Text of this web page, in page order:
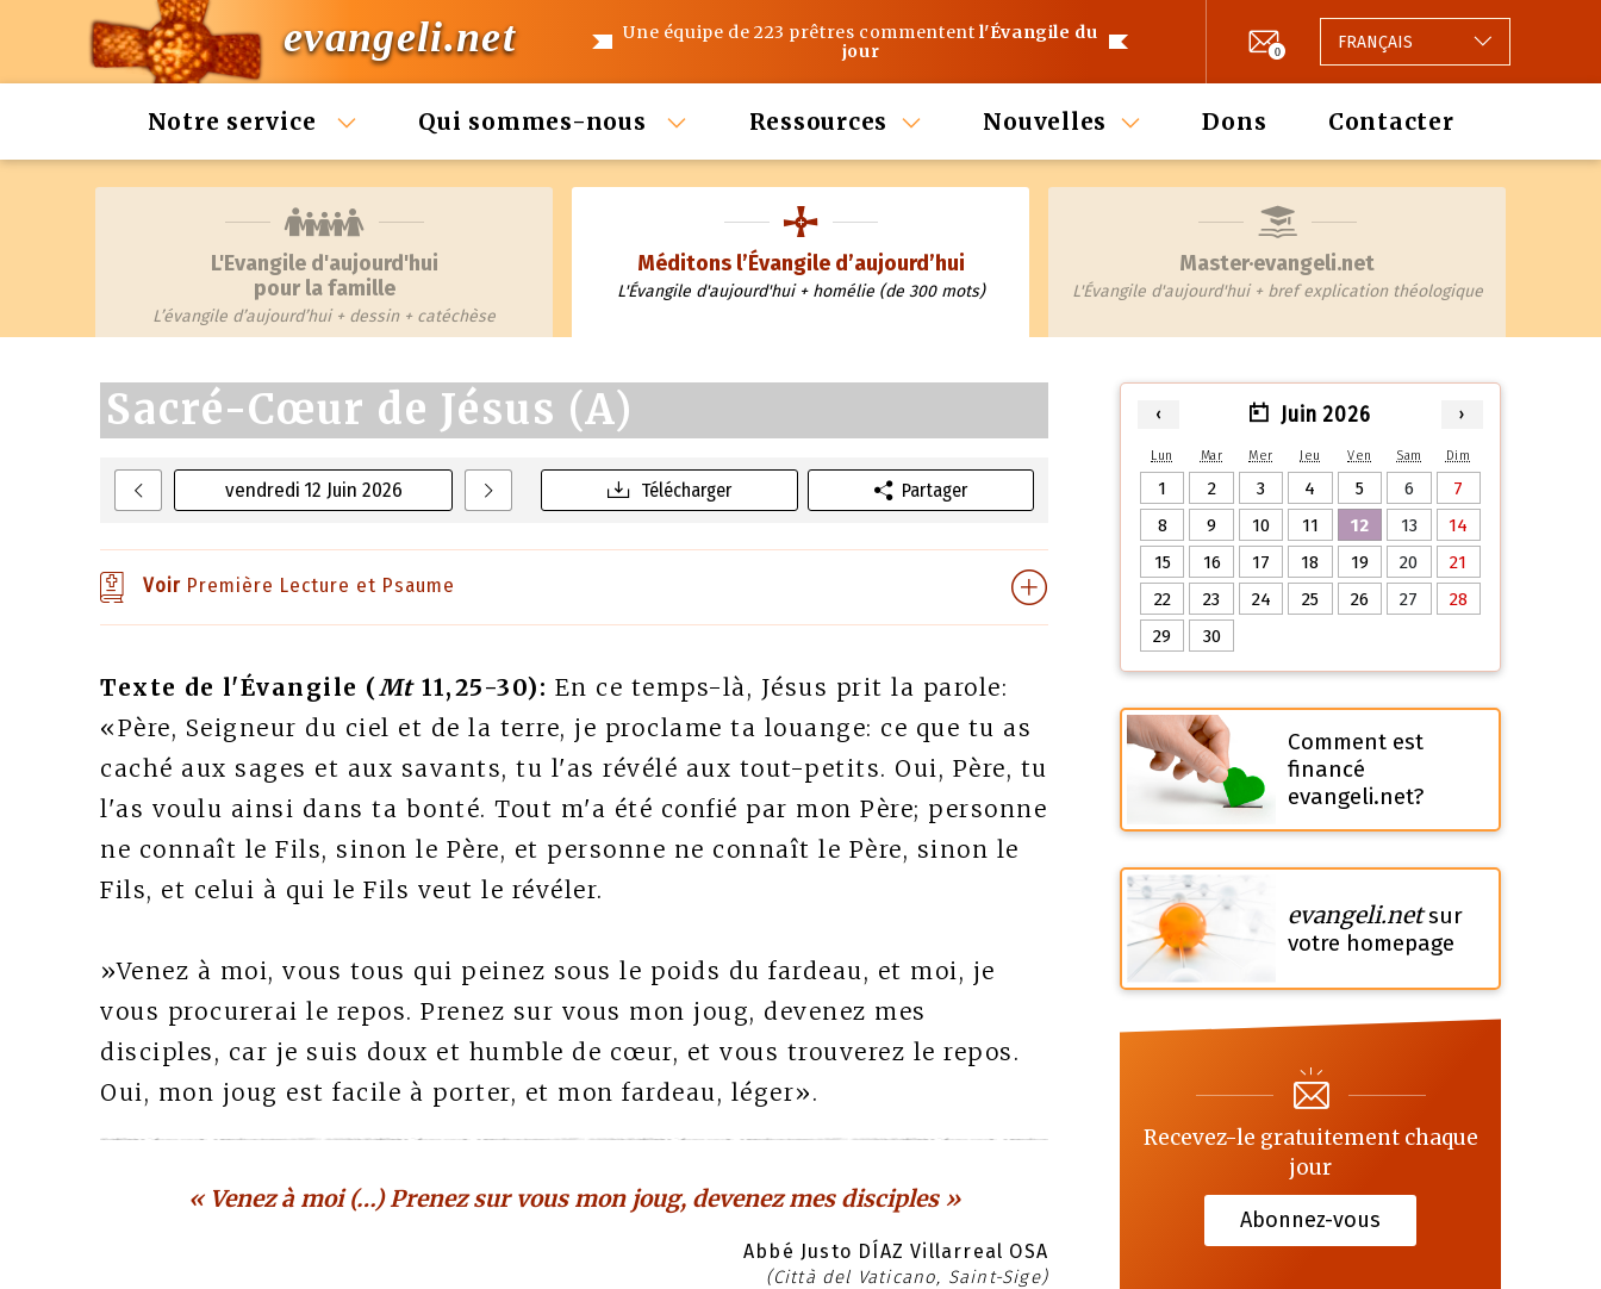
evangeli.net Une équipe de 223 prêtres commententl'Évangile du
jour
0 FRANÇAIS
Notre service Qui sommes-nous Ressources Nouvelles Dons Contacter
L'Evangile d'aujourd'hui
pour la famille
L’évangile d’aujourd’hui + dessin + catéchèse
Méditons l’Évangile d’aujourd’hui
L'Évangile d'aujourd'hui + homélie (de 300 mots)
Master·evangeli.net
L'Évangile d'aujourd'hui + bref explication théologique
vendredi 12 Juin 2026
Sacré-Cœur de Jésus (A)
Télécharger Partager
Voir Première Lecture et Psaume
Texte de l'Évangile (Mt11,25-30): En ce temps-là, Jésus prit la parole:
«Père, Seigneur du ciel et de la terre, je proclame ta louange: ce que tu as
caché aux sages et aux savants, tu l'as révélé aux tout-petits. Oui, Père, tu
l'as voulu ainsi dans ta bonté. Tout m'a été confié par mon Père; personne
ne connaît le Fils, sinon le Père, et personne ne connaît le Père, sinon le
Fils, et celui à qui le Fils veut le révéler.
»Venez à moi, vous tous qui peinez sous le poids du fardeau, et moi, je
vous procurerai le repos. Prenez sur vous mon joug, devenez mes
disciples, car je suis doux et humble de cœur, et vous trouverez le repos.
Oui, mon joug est facile à porter, et mon fardeau, léger».
« Venez à moi (…) Prenez sur vous mon joug, devenez mes disciples »
Abbé Justo DÍAZ Villarreal OSA
(Città del Vaticano, Saint-Sige)
‹ Juin 2026 ›
Lun Mar Mer Jeu Ven Sam Dim
1 2 3 4 5 6
7
8
9 10 11 12 13
14
15
16 17 18 19 20
21
22
23 24 25 26 27
28
29
30
Comment est
financé
evangeli.net?
evangeli.netsur
votre homepage
Recevez-le gratuitement chaque
jour
Abonnez-vous